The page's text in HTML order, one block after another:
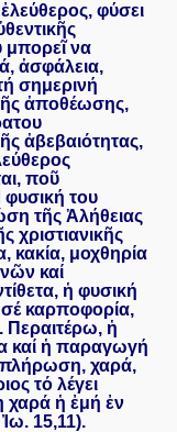
φύσει
μπορεῖ να
ἀσφάλεια,
σημερινή
ἀποθέωσης,
ἀβεβαιότητας,
ποῦ
φυσική του
τῆς Ἀλήθειας
χριστιανικῆς
κακία, μοχθηρία
καί
ἡ φυσική
σέ καρποφορία,
Περαιτέρω, ἡ
καί ἡ παραγωγή
πλήρωση, χαρά,
τό λέγει
χαρά ἡ ἐμή ἐν
15,11).